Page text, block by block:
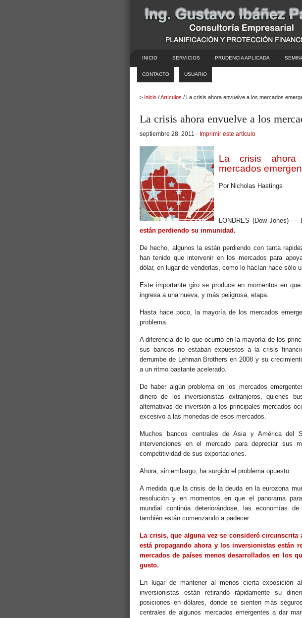
INICIO SERVICIOS PRUDENCIA APLICADA
CONTACTO USUARIO
> Inicio /Artículos / La crisis ahora envuelve a los mercados
La crisis ahora envuelve a los
septiembre 28, 2011 · Imprimir este artículo
La crisis
mercados
Por Nicholas Hastings
LONDRES (Dow Jones) —
están perdiendo su inmunidad.
De hecho, algunos la están perdiendo con tanta
han tenido que intervenir en los mercados para
dólar, en lugar de venderlas, como lo hacían hace sólo
Este importante giro se produce en momentos en
ingresa a una nueva, y más peligrosa, etapa.
Hasta hace poco, la mayoría de los mercados
problema.
A diferencia de lo que ocurrió en la mayoría de los
sus bancos no estaban expuestos a la crisis
derrumbe de Lehman Brothers en 2008 y su
a un ritmo bastante acelerado.
De haber algún problema en los mercados
dinero de los inversionistas extranjeros, quienes
alternativas de inversión a los principales mercados
excesivo a las monedas de esos mercados.
Muchos bancos centrales de Asia y América del
intervenciones en el mercado para depreciar sus
competitividad de sus exportaciones.
Ahora, sin embargo, ha surgido el problema opuesto.
A medida que la crisis de la deuda en la eurozona
resolución y en momentos en que el panorama
mundial continúa deteriorándose, las economías
también están comenzando a padecer.
La crisis, que alguna vez se consideró circunscrita
está propagando ahora y los inversionistas están
mercados de países menos desarrollados en los
gusto.
En lugar de mantener al menos cierta exposición
inversionistas están retirando rápidamente su
posiciones en dólares, donde se sienten más
centrales de algunos mercados emergentes a dar